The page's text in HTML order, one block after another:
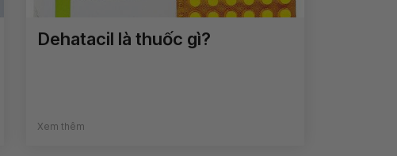
Dehatacil là thuốc gì?
Xem thêm